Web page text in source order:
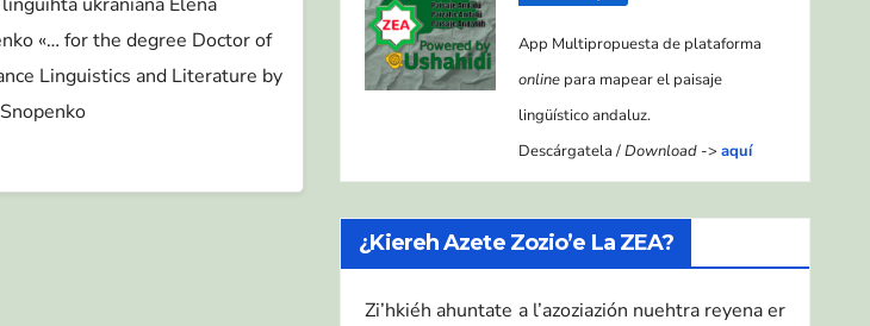
«… for the degree Doctor of
Linguistics and Literature by
App Multipropuesta de plataforma
online para mapear el paisaje
lingüístico andaluz.
Descárgatela /Download ->aquí
¿Kiereh Azete Zozio’e La ZEA?
Zi’hkiéh ahuntate a l’azoziazión nuehtra reyena er